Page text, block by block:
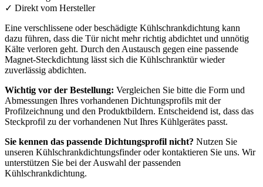
✓ Direkt vom Hersteller
Eine verschlissene oder beschädigte Kühlschrankdichtung kann
dazu führen, dass die Tür nicht mehr richtig abdichtet und unnötig
Kälte verloren geht. Durch den Austausch gegen eine passende
Magnet-Steckdichtung lässt sich die Kühlschranktür wieder
zuverlässig abdichten.
Wichtig vor der Bestellung: Vergleichen Sie bitte die Form und
Abmessungen Ihres vorhandenen Dichtungsprofils mit der
Profilzeichnung und den Produktbildern. Entscheidend ist, dass das
Steckprofil zu der vorhandenen Nut Ihres Kühlgerätes passt.
Sie kennen das passende Dichtungsprofil nicht? Nutzen Sie
unseren Kühlschrankdichtungsfinder oder kontaktieren Sie uns. Wir
unterstützen Sie bei der Auswahl der passenden
Kühlschrankdichtung.